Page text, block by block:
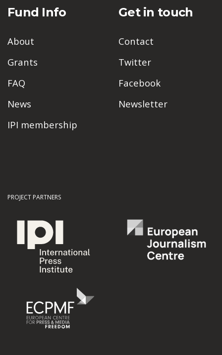
Fund Info
About
Grants
FAQ
News
IPI membership
Get in touch
Contact
Twitter
Facebook
Newsletter
PROJECT PARTNERS